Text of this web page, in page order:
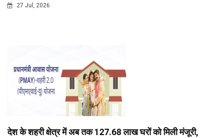
27 Jul, 2026
देश के शहरी क्षेत्र में अब तक 127.68 लाख घरों को मिली मंजूरी,